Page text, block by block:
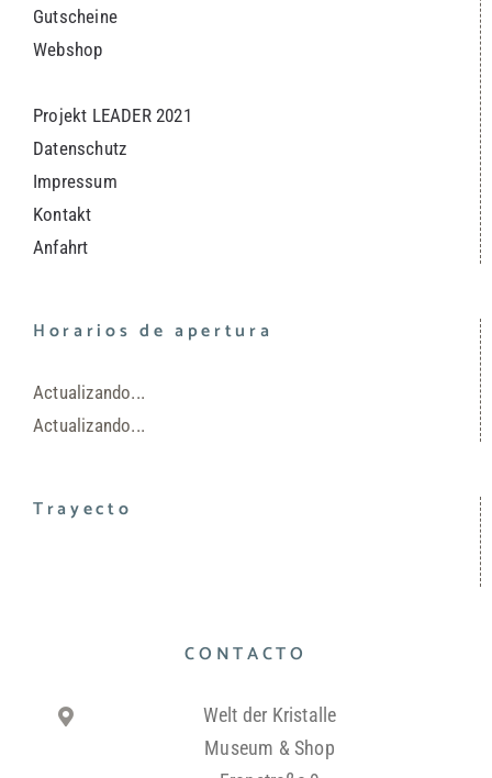
Gutscheine
Webshop
Projekt LEADER 2021
Datenschutz
Impressum
Kontakt
Anfahrt
Horarios de apertura
Actualizando...
Actualizando...
Trayecto
CONTACTO
Welt der Kristalle
Museum & Shop